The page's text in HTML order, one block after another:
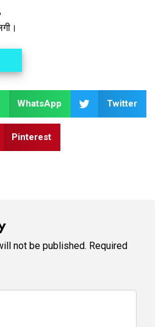
WhatsApp Twitter
Pinterest
not be published. Required